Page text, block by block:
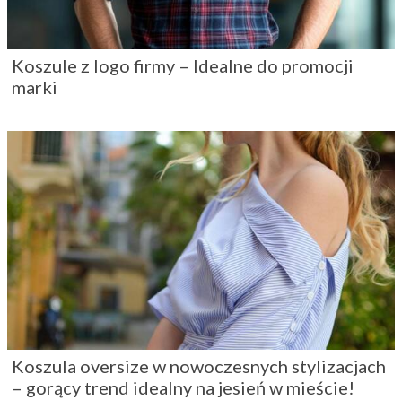
Koszule z logo firmy – Idealne do promocji
marki
Koszula oversize w nowoczesnych stylizacjach
– gorący trend idealny na jesień w mieście!